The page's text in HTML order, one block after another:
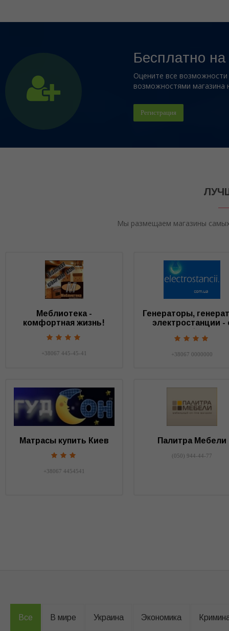
Бесплатно
Оцените все
возможностями магазина
Регистрация
Мы размещаем магазины
Меблиотека -
комфортная жизнь!
+38067 445-45-41
Генераторы,
электростанции -
+38067 0000000
Матрасы купить Киев
+38067 4454541
Палитра Мебели
(050) 944-44-77
Все В мире Украина Экономика